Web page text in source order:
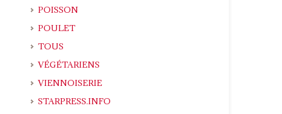
POISSON
POULET
TOUS
VÉGÉTARIENS
VIENNOISERIE
STARPRESS.INFO